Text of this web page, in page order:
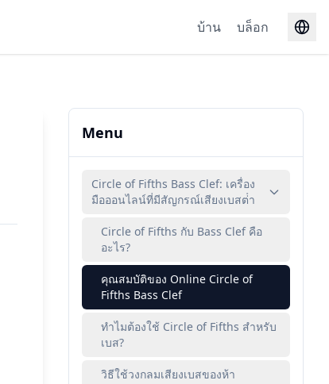
บ้าน บล็อก
Menu
Circle of Fifths Bass Clef: เครื่อง
มือออนไลน์ที่มีสัญกรณ์เสียงเบสต่ํา
Circle of Fifths กับ Bass Clef คือ
อะไร?
คุณสมบัติของ Online Circle of
Fifths Bass Clef
ทําไมต้องใช้ Circle of Fifths สําหรับ
เบส?
วิธีใช้วงกลมเสียงเบสของห้า